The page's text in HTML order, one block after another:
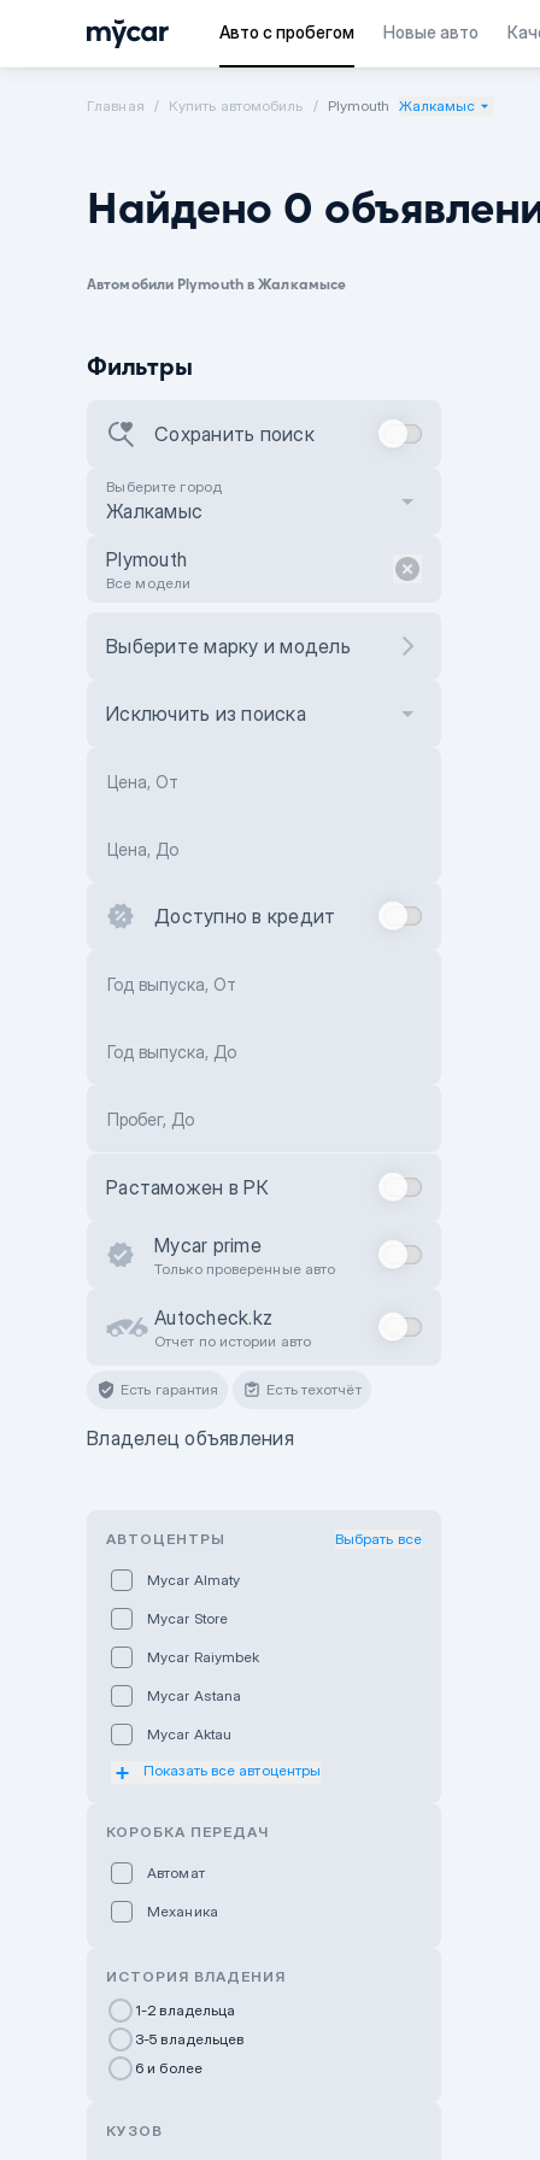
Авто с пробегом Новые авто
Главная Купить автомобиль Plymouth Жалкамыс
Найдено 0
Автомобили Plymouth в Жалкамысе
Фильтры
Сохранить поиск
Выберите город
Жалкамыс
Plymouth
Все модели
Выберите марку и модель
Исключить из поиска
Цена, От
Цена, До
Доступно в кредит
Год выпуска, От
Год выпуска, До
Пробег, До
Растаможен в РК
Mycar prime
Только проверенные авто
Autocheck.kz
Отчет по истории авто
Есть гарантия Есть техотчёт
Владелец объявления
АВТОЦЕНТРЫ Выбрать все
Mycar Almaty
Mycar Store
Mycar Raiymbek
Mycar Astana
Mycar Aktau
Mycar Uralsk
GWM Nurly Zhol
Chery Astana
Показать все автоцентры
КОРОБКА ПЕРЕДАЧ
Автомат
Механика
ИСТОРИЯ ВЛАДЕНИЯ
1-2 владельца
3-5 владельцев
6 и более
КУЗОВ